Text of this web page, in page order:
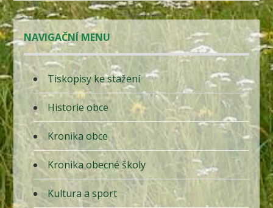
NAVIGAČNÍ MENU
Tiskopisy ke stažení
Historie obce
Kronika obce
Kronika obecné školy
Kultura a sport